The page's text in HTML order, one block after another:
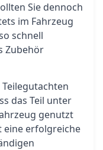
Sie dennoch
im Fahrzeug
schnell
Zubehör
das Teil unter
genutzt
eine erfolgreiche